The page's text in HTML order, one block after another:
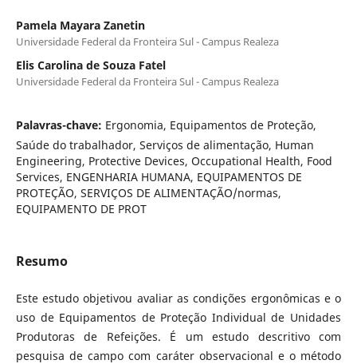
Pamela Mayara Zanetin
Universidade Federal da Fronteira Sul - Campus Realeza
Elis Carolina de Souza Fatel
Universidade Federal da Fronteira Sul - Campus Realeza
Palavras-chave: Ergonomia, Equipamentos de Proteção,
Saúde do trabalhador, Serviços de alimentação, Human
Engineering, Protective Devices, Occupational Health, Food
Services, ENGENHARIA HUMANA, EQUIPAMENTOS DE
PROTEÇÃO, SERVIÇOS DE ALIMENTAÇÃO/normas,
EQUIPAMENTO DE PROT
Resumo
Este estudo objetivou avaliar as condições ergonômicas e o
uso de Equipamentos de Proteção Individual de Unidades
Produtoras de Refeições. É um estudo descritivo com
pesquisa de campo com caráter observacional e o método